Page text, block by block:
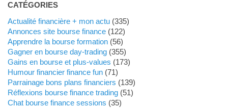
CATÉGORIES
Actualité financière + mon actu(335)
Annonces site bourse finance(122)
Apprendre la bourse formation(56)
Gagner en bourse day-trading(355)
Gains en bourse et plus-values (173)
Humour financier finance fun(71)
Parrainage bons plans financiers (139)
Réflexions bourse finance trading(51)
Chat bourse finance sessions (35)